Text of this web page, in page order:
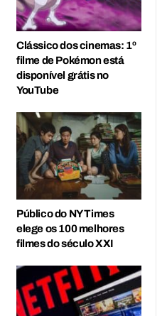
Clássico dos cinemas: 1º
filme de Pokémon está
disponível grátis no
YouTube
Público do NY Times
elege os 100 melhores
filmes do século XXI